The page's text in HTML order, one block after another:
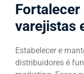
varejistas
Estabelecer e
distribuidores é